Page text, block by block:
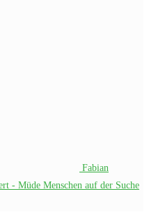
Fabian
- Müde Menschen auf der Suche